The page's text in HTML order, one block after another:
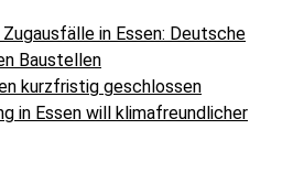
in Essen: Deutsche
Baustellen
kurzfristig geschlossen
in Essen will klimafreundlicher